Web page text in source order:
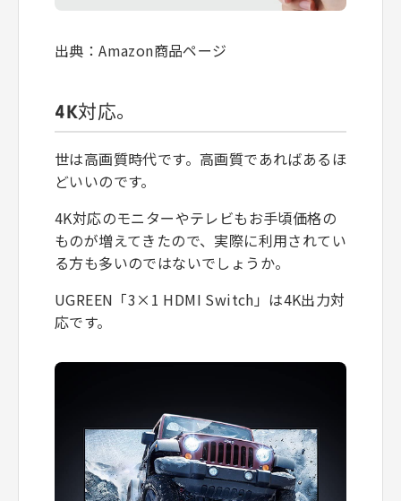
出典：Amazon商品ページ
4K対応。
世は高画質時代です。高画質であればあるほ
どいいのです。
4K対応のモニターやテレビもお手頃価格の
ものが増えてきたので、実際に利用されてい
る方も多いのではないでしょうか。
UGREEN「3×1 HDMI Switch」は4K出力対
応です。